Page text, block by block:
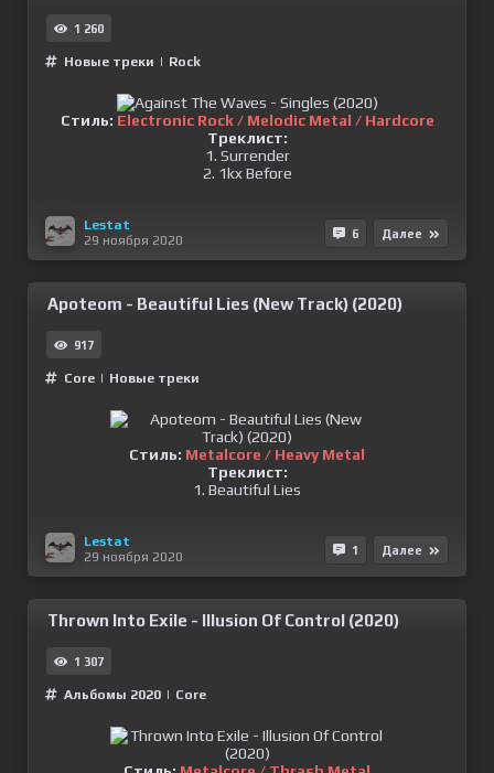
1 260
Новые треки | Rock
Стиль: Electronic Rock / Melodic Metal / Hardcore
Треклист:
1. Surrender
2. 1kx Before
Lestat
29 ноября 2020
6 Далее
Apoteom - Beautiful Lies (New Track) (2020)
917
Сore | Новые треки
Стиль: Metalcore / Heavy Metal
Треклист:
1. Beautiful Lies
Lestat
29 ноября 2020
1 Далее
Thrown Into Exile - Illusion Of Control (2020)
1 307
Альбомы 2020 | Сore